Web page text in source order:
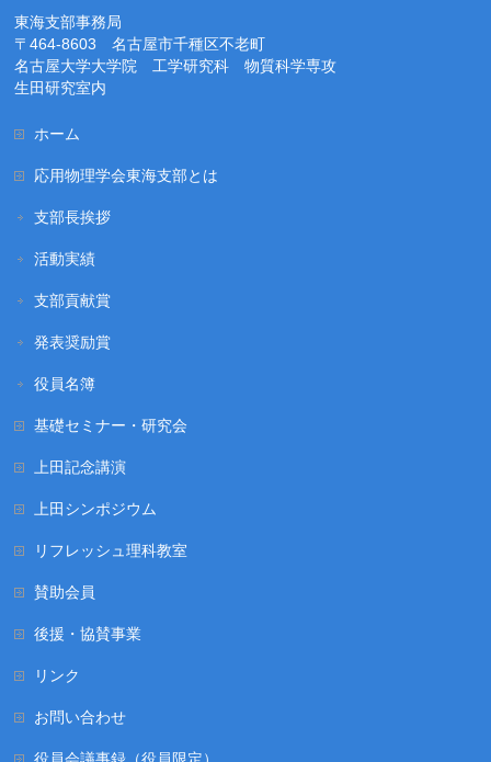
東海支部事務局
〒464-8603 名古屋市千種区不老町
名古屋大学大学院 工学研究科 物質科学専攻
生田研究室内
ホーム
応用物理学会東海支部とは
支部長挨拶
活動実績
支部貢献賞
発表奨励賞
役員名簿
基礎セミナー・研究会
上田記念講演
上田シンポジウム
リフレッシュ理科教室
賛助会員
後援・協賛事業
リンク
お問い合わせ
役員会議事録（役員限定）